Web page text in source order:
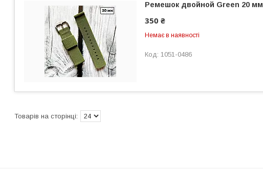
Ремешок двойной Green 20 мм
350 ₴
Немає в наявності
1051-0486